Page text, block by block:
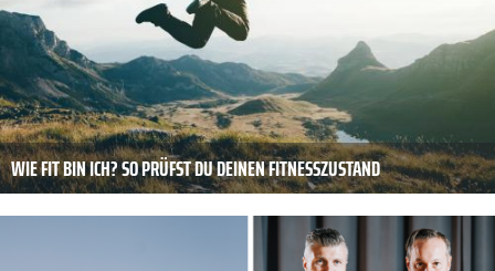
WIE FIT BIN ICH? SO PRÜFST DU DEINEN FITNESSZUSTAND